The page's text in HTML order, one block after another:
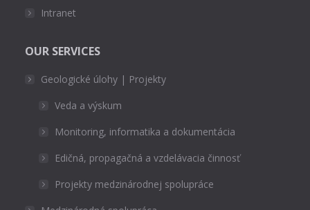
Intranet
OUR SERVICES
Geologické úlohy | Projekty
Veda a výskum
Monitoring, informatika a dokumentácia
Edičná, propagačná a vzdelávacia činnosť
Projekty medzinárodnej spolupráce